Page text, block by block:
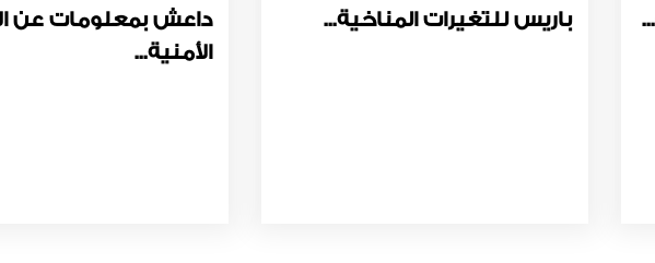
باريس للتغيرات المناخية...
داعش بمعلومات عن
الأمنية...